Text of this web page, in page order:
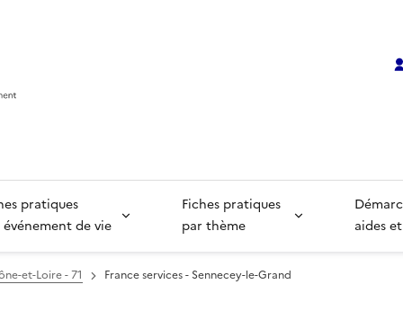
pratiques
événement de vie
Fiches pratiques
par thème
aides
et-Loire - 71 France services - Sennecey-le-Grand